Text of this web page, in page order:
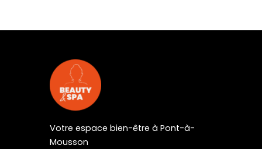
Votre espace bien-être à Pont-à-
Mousson